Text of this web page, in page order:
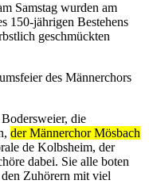
Samstag wurden am
150-jährigen Bestehens
geschmückten
des Männerchors
die
der Männerchor Mösbach
de Kolbsheim, der
dabei. Sie alle boten
Zuhörern mit viel